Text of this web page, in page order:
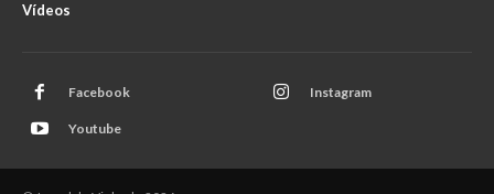
Vídeos
Facebook Instagram
Youtube